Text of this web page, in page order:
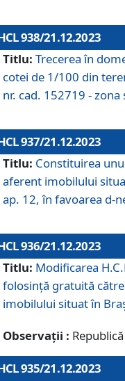
938/21.12.2023
Titlu: Trecerea în
cotei de 1/100 din
nr. cad. 152719 - zona
937/21.12.2023
Titlu: Constituirea
aferent imobilului
ap. 12, în favoarea d-
936/21.12.2023
Titlu: Modificarea
folosinţă gratuită
imobilului situat în
Observații :
935/21.12.2023